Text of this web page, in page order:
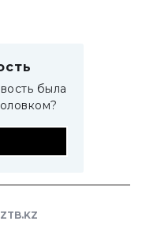
была